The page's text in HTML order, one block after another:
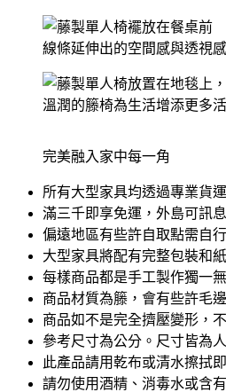
線條延伸出的空間感與透視感
溫潤的籐椅為生活增添更多活
完美融入家中每一角
所有大型家具均透過專業貨
滿三千即享免運，外島可訊
偏遠地區有些許自取點需自
大型家具將配有完整包裝和
每樣商品都是手工製作獨一
商品材質為籐，會有些許毛
商品如不是完全擠壓變形，
參考尺寸為公分。尺寸皆為
此產品請用乾布或清水擦拭
請勿使用酒精、消毒水或含